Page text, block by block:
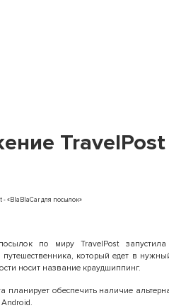
по миру TravelPost
который едет в
носит название краудшиппинг.
планирует обеспечить наличие